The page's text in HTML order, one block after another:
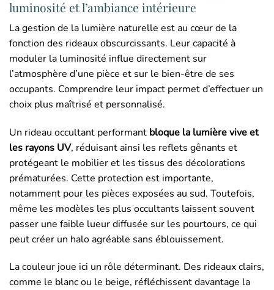
luminosité et l’ambiance intérieure
La gestion de la lumière naturelle est au cœur de la
fonction des rideaux obscurcissants. Leur capacité à
moduler la luminosité influe directement sur
l’atmosphère d’une pièce et sur le bien-être de ses
occupants. Comprendre leur impact permet d’effectuer un
choix plus maîtrisé et personnalisé.
Un rideau occultant performant bloque la lumière vive et
les rayons UV, réduisant ainsi les reflets gênants et
protégeant le mobilier et les tissus des décolorations
prématurées. Cette protection est importante,
notamment pour les pièces exposées au sud. Toutefois,
même les modèles les plus occultants laissent souvent
passer une faible lueur diffusée sur les pourtours, ce qui
peut créer un halo agréable sans éblouissement.
La couleur joue ici un rôle déterminant. Des rideaux clairs,
comme le blanc ou le beige, réfléchissent davantage la